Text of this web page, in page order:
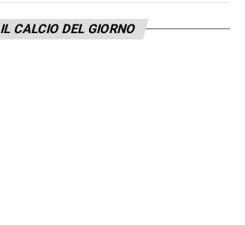
contro l’Inter. La
però, l’espulsione di
IL CALCIO DEL GIORNO